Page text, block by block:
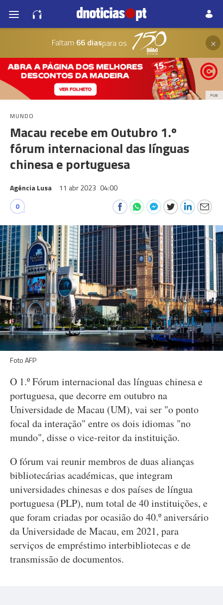
Faltam 66 diaspara os ×
PUB
MUNDO
Macau recebe em Outubro 1.º
fórum internacional das línguas
chinesa e portuguesa
Agência Lusa 11 abr 2023 04:00
0
Foto AFP
O 1.º Fórum internacional das línguas chinesa e
portuguesa, que decorre em outubro na
Universidade de Macau (UM), vai ser "o ponto
focal da interação" entre os dois idiomas "no
mundo", disse o vice-reitor da instituição.
O fórum vai reunir membros de duas alianças
bibliotecárias académicas, que integram
universidades chinesas e dos países de língua
portuguesa (PLP), num total de 40 instituições, e
que foram criadas por ocasião do 40.º aniversário
da Universidade de Macau, em 2021, para
serviços de empréstimo interbibliotecas e de
transmissão de documentos.